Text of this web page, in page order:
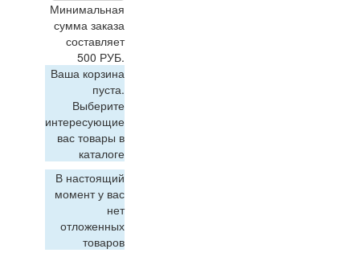
Минимальная
сумма заказа
составляет
500 РУБ.
Ваша корзина
пуста.
Выберите
интересующие
вас товары в
каталоге
В настоящий
момент у вас
нет
отложенных
товаров